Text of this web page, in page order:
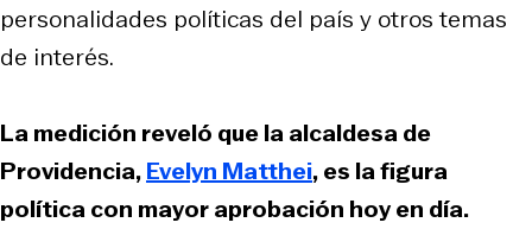
personalidades políticas del país y otros temas
de interés.
La medición reveló que la alcaldesa de
Providencia,Evelyn Matthei, es la figura
política con mayor aprobación hoy en día.